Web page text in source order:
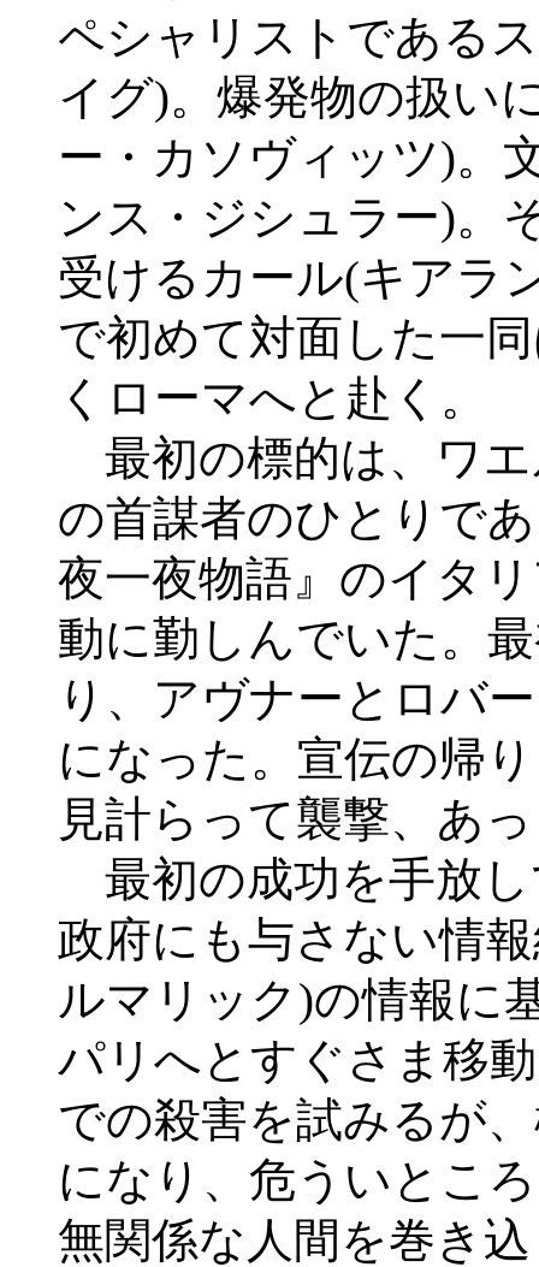
ペシャリストである
イグ)。爆発物の扱い
ー・カソヴィッツ)。
ンス・ジシュラー)。
受けるカール(キアラ
で初めて対面した一
くローマへと赴く。
最初の標的は、ワ
の首謀者のひとりで
夜一夜物語』のイタ
動に勤しんでいた。
り、アヴナーとロバ
になった。宣伝の帰
見計らって襲撃、あ
最初の成功を手放
政府にも与さない情
ルマリック)の情報に
パリへとすぐさま移
での殺害を試みるが
になり、危ういとこ
無関係な人間を巻き